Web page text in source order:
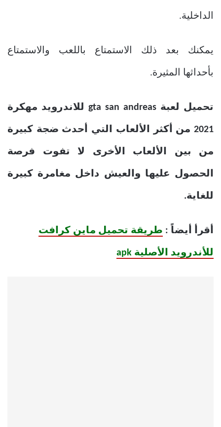
الداخلية.
يمكنك بعد ذلك الاستمتاع باللعب والاستمتاع
بأحداثها المثيرة.
تحميل لعبة gta san andreas للاندرويد مهكرة
2021 من أكثر الألعاب التي أحدث ضجة كبيرة
من بين الألعاب الأخرى لا تفوت فرصة
الحصول عليها والعيش داخل مغامرة كبيرة
للغاية.
أقرأ أيضاً : طريقة تحميل ماين كرافت
للأندرويد الأصلية apk